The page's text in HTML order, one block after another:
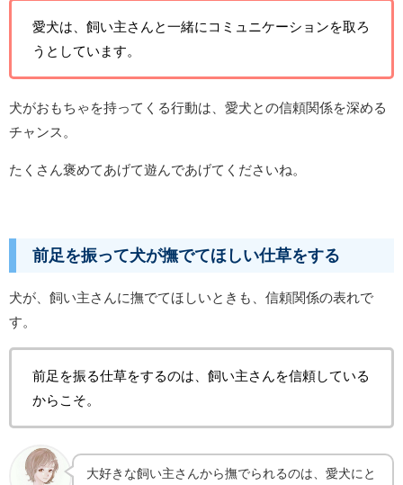
愛犬は、飼い主さんと一緒にコミュニケーションを取ろ
うとしています。
犬がおもちゃを持ってくる行動は、愛犬との信頼関係を深める
チャンス。
たくさん褒めてあげて遊んであげてくださいね。
前足を振って犬が撫でてほしい仕草をする
犬が、飼い主さんに撫でてほしいときも、信頼関係の表れで
す。
前足を振る仕草をするのは、飼い主さんを信頼している
からこそ。
大好きな飼い主さんから撫でられるのは、愛犬にと